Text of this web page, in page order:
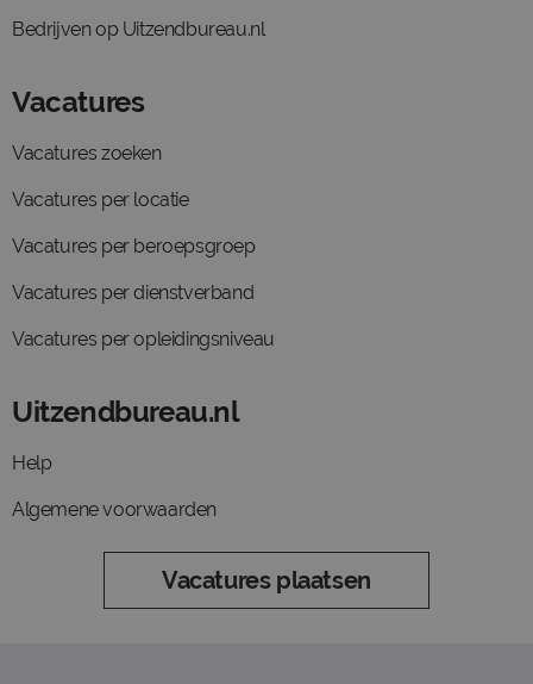
Bedrijven op Uitzendbureau.nl
Vacatures
Vacatures zoeken
Vacatures per locatie
Vacatures per beroepsgroep
Vacatures per dienstverband
Vacatures per opleidingsniveau
Uitzendbureau.nl
Help
Algemene voorwaarden
Vacatures plaatsen